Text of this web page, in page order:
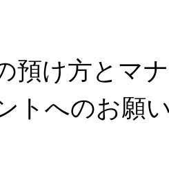
預け方とマ
トへのお願